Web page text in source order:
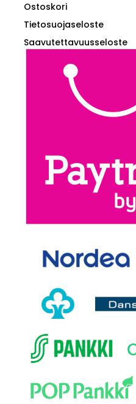
Ostoskori
Tietosuojaseloste
Saavutettavuusseloste